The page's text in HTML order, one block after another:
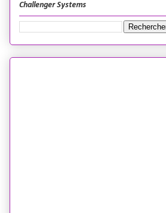
Challenger Systems